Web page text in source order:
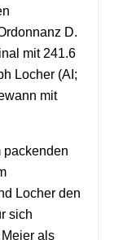
D.
mit 241.6
Locher (AI;
mit
packenden
Locher den
sich
als